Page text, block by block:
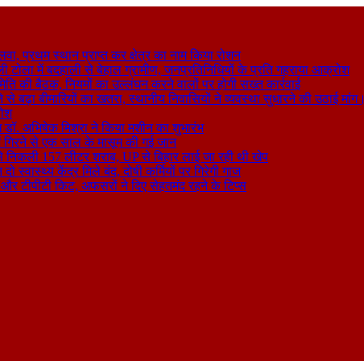
प्रथम स्थान प्राप्त कर क्षेत्र का नाम किया रोशन
में बदहाली से बेहाल ग्रामीण, जनप्रतिनिधियों के प्रति गहराया आक्रोश
की बैठक, नियमों का उल्लंघन करने वालों पर होगी सख्त कार्रवाई
बीमारियों का खतरा, स्थानीय निवासियों ने व्यवस्था सुधारने की उठाई मांग।
अभिषेक मिश्रा ने किया मशीन का शुभारंभ
गिरने से एक साल के मासूम की गई जान
157 लीटर शराब, UP से बिहार लाई जा रही थी खेप
स्वास्थ्य केंद्र मिले बंद, दोषी कर्मियों पर गिरेगी गाज
और टीपीटी किट, अफसरों ने दिए सेहतमंद रहने के टिप्स